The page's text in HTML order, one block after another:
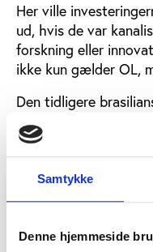
Samtykke
Denne hjemmeside
Her ville
ud, hvis de var
forskning eller
ikke kun gælder OL,
Den tidligere
verdensmester,
hvert fald sin
med de første
sundheds- og
utilstrækkeligt og, at
liv.